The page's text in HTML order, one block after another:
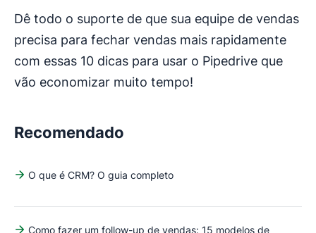
Dê todo o suporte de que sua equipe de vendas
precisa para fechar vendas mais rapidamente
com essas 10 dicas para usar o Pipedrive que
vão economizar muito tempo!
Recomendado
O que é CRM? O guia completo
Como fazer um follow-up de vendas: 15 modelos de